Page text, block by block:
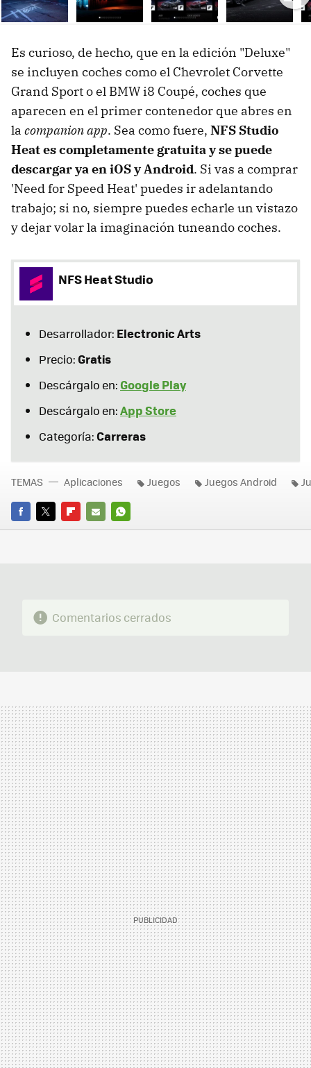
Es curioso, de hecho, que en la edición "Deluxe"
se incluyen coches como el Chevrolet Corvette
Grand Sport o el BMW i8 Coupé, coches que
aparecen en el primer contenedor que abres en
la companion app. Sea como fuere, NFS Studio
Heat es completamente gratuita y se puede
descargar ya en iOS y Android. Si vas a comprar
'Need for Speed Heat' puedes ir adelantando
trabajo; si no, siempre puedes echarle un vistazo
y dejar volar la imaginación tuneando coches.
NFS Heat Studio
Desarrollador: Electronic Arts
Precio:Gratis
Descárgalo en: Google Play
Descárgalo en:App Store
Categoría:Carreras
FACEBOOK
TWITTERFLIPBOARD
E-
WHATSAPP
TEMAS Aplicaciones Juegos Juegos Android
Comentarios cerrados